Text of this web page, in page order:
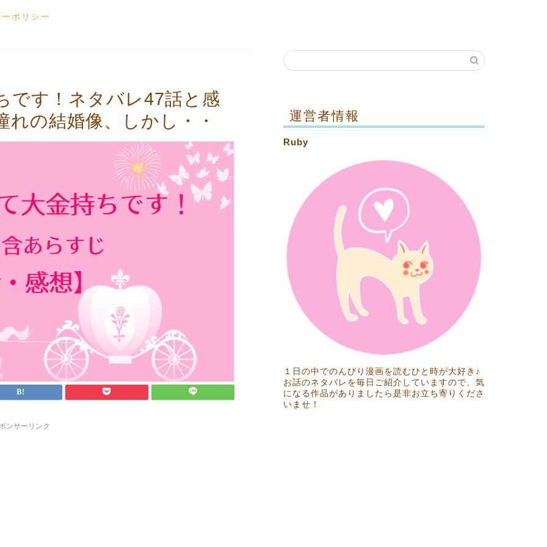
ポリシー
です！ネタバレ47話と感
の結婚像、しかし・・
ンサーリンク
運営者情報
Ruby
１日の中でのんびり漫画を読むひと時が大好き♪
お話のネタバレを毎日ご紹介していますので、気
になる作品がありましたら是非お立ち寄りくださ
いませ！